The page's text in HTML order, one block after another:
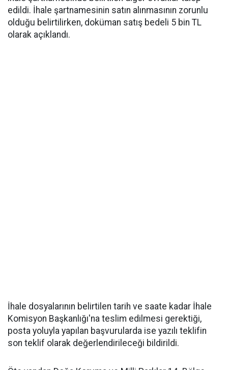
edildi. İhale şartnamesinin satın alınmasının zorunlu
olduğu belirtilirken, doküman satış bedeli 5 bin TL
olarak açıklandı.
İhale dosyalarının belirtilen tarih ve saate kadar İhale
Komisyon Başkanlığı'na teslim edilmesi gerektiği,
posta yoluyla yapılan başvurularda ise yazılı teklifin
son teklif olarak değerlendirileceği bildirildi.